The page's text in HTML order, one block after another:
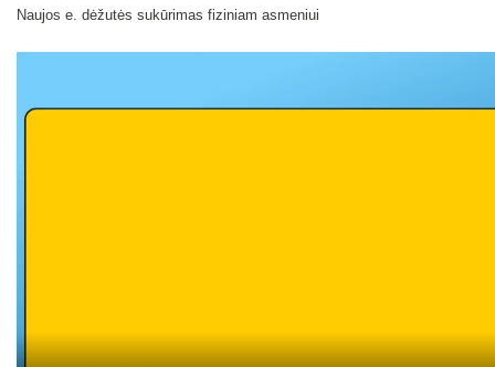
Naujos e. dėžutės sukūrimas fiziniam asmeniui